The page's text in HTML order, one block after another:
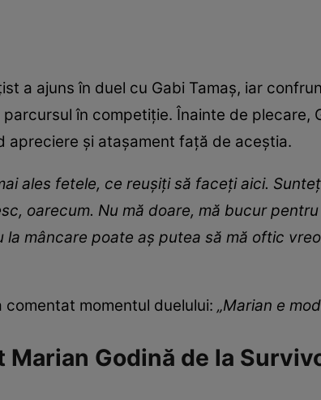
a ajuns în duel cu Gabi Tamaș, iar
în competiție. Înainte de plecare,
apreciere și atașament față de aceștia.
ales fetele, ce reușiți să faceți aici.
oarecum. Nu mă doare, mă bucur
la mâncare poate aș putea să mă oftic
comentat momentul duelului: „Marian e
Marian Godină de la